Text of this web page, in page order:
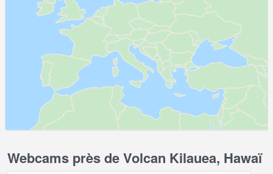
Webcams près de Volcan Kilauea, Hawaï